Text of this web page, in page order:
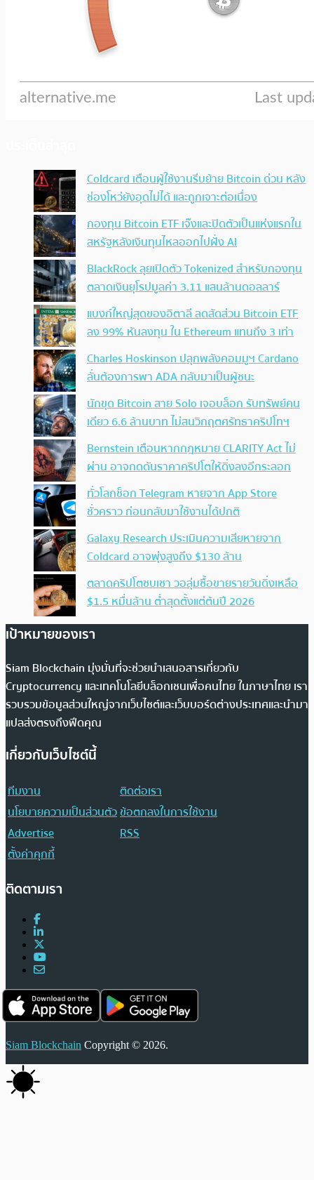
Coldcard เตือนผู้ใช้งานรีบย้าย Bitcoin ด่วน หลัง
ช่องโหว่ยังอุดไม่ได้ และถูกเจาะต่อเนื่อง
กองทุน Bitcoin ETF เจ๊งและปิดตัวเป็นแห่งแรกใน
สหรัฐหลังเงินทุนไหลออกไปฝั่ง AI
BlackRock ลุยเปิดตัว Tokenized สำหรับกองทุน
ตลาดเงินยุโรปมูลค่า 3.11 แสนล้านดอลลาร์
แบงก์ใหญ่สุดของอิตาลี ลดสัดส่วน Bitcoin ETF
ลง 99% หันลงทุน ใน Ethereum แทนถึง 3 เท่า
Charles Hoskinson ปลุกพลังคอมมูฯ Cardano
ลั่นต้องการพา ADA กลับมาเป็นผู้ชนะ
นักขุด Bitcoin สาย Solo เจอบล็อก รับทรัพย์คน
เดียว 6.6 ล้านบาท ไม่สนวิกฤตศรัทธาคริปโทฯ
Bernstein เตือนหากกฎหมาย CLARITY Act ไม่
ผ่าน อาจกดดันราคาคริปโตให้ดิ่งลงอีกระลอก
ทั่วโลกช็อก Telegram หายจาก App Store
ชั่วคราว ก่อนกลับมาใช้งานได้ปกติ
Galaxy Research ประเมินความเสียหายจาก
Coldcard อาจพุ่งสูงถึง $130 ล้าน
ตลาดคริปโตซบเซา วอลุ่มซื้อขายรายวันดิ่งเหลือ
$1.5 หมื่นล้าน ต่ำสุดตั้งแต่ต้นปี 2026
เป้าหมายของเรา
Siam Blockchain มุ่งมั่นที่จะช่วยนำเสนอสารเกี่ยวกับ
Cryptocurrency และเทคโนโลยีบล็อกเชนเพื่อคนไทย ในภาษาไทย เรา
รวบรวมข้อมูลส่วนใหญ่จากเว็บไซต์และเว็บบอร์ดต่างประเทศและนำมา
แปลส่งตรงถึงฟีดคุณ
เกี่ยวกับเว็บไซต์นี้
ทีมงาน
ติดต่อเรา
นโยบายความเป็นส่วนตัวข้อตกลงในการใช้งาน
Advertise
RSS
ตั้งค่าคุกกี้
ติดตามเรา
Siam Blockchain Copyright © 2026.